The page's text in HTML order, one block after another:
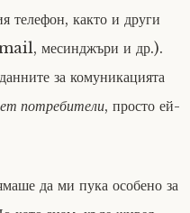
телефон, както и други
месинджъри и др.).
за комуникацията
потребители, просто ей-
да ми пука особено за